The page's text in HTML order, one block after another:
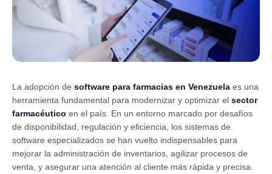
La adopción de software para farmacias en Venezuela es una
herramienta fundamental para modernizar y optimizar el sector
farmacéutico en el país. En un entorno marcado por desafíos
de disponibilidad, regulación y eficiencia, los sistemas de
software especializados se han vuelto indispensables para
mejorar la administración de inventarios, agilizar procesos de
venta, y asegurar una atención al cliente más rápida y precisa.